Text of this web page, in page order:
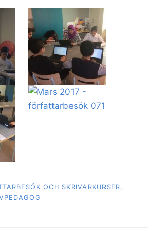
OCH SKRIVARKURSER